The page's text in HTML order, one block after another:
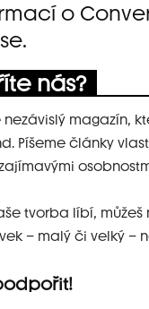
o
nás?
magazín,
Píšeme články
tvorba líbí,
– malý či velký